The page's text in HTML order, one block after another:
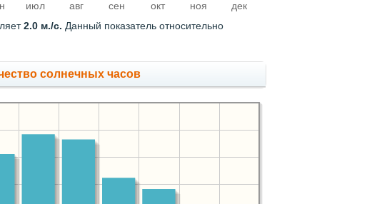
июл авг сен окт ноя дек
2.0 м./с. Данный показатель относительно
солнечных часов